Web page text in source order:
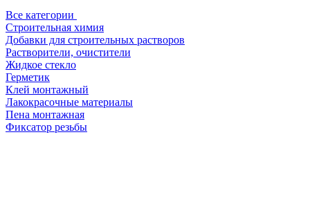
Все категории
Строительная химия
Добавки для строительных растворов
Растворители, очистители
Жидкое стекло
Герметик
Клей монтажный
Лакокрасочные материалы
Пена монтажная
Фиксатор резьбы